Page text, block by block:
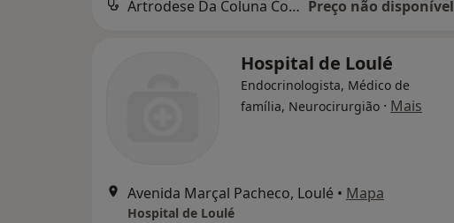
Artrodese Da Coluna Com Instrumentacao Por Via Anterior Preço não disponível
Hospital de Loulé
Endocrinologista, Médico de
família, Neurocirurgião · Mais
Avenida Marçal Pacheco, Loulé • Mapa
Hospital de Loulé